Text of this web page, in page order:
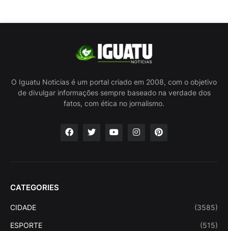
O Iguatu Noticias é um portal criado em 2008, com o objetivo
de divulgar informações sempre baseado na verdade dos
fatos, com ética no jornalismo.
CATEGORIES
CIDADE (3585)
ESPORTE (515)